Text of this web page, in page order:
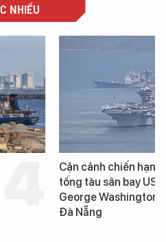
NHIỀU
Cận cảnh chiến hạm
tống tàu sân bay USS
George Washington
Đà Nẵng